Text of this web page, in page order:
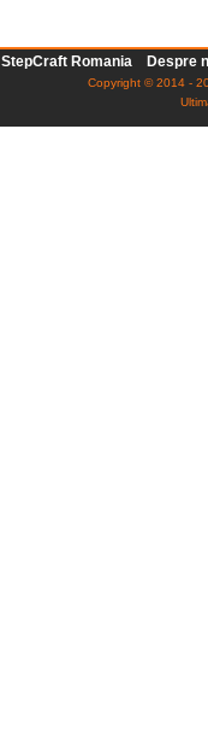
StepCraft Romania Despre
Copyright © 2014 -